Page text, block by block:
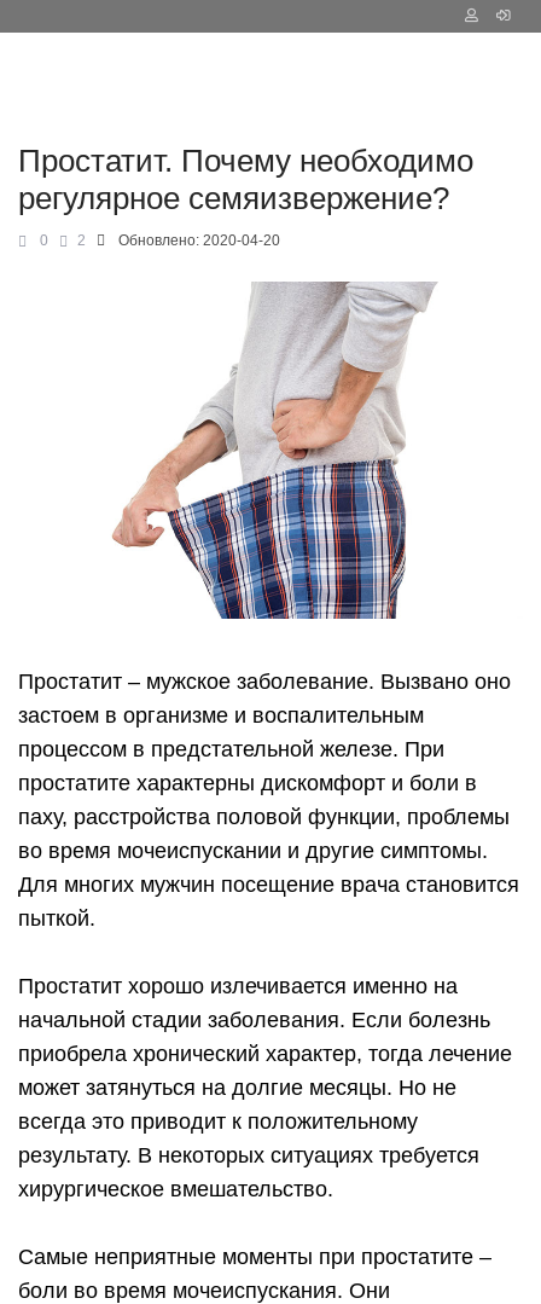
Простатит. Почему необходимо
регулярное семяизвержение?
0 2 Обновлено: 2020-04-20
Простатит – мужское заболевание. Вызвано оно
застоем в организме и воспалительным
процессом в предстательной железе. При
простатите характерны дискомфорт и боли в
паху, расстройства половой функции, проблемы
во время мочеиспускании и другие симптомы.
Для многих мужчин посещение врача становится
пыткой.
Простатит хорошо излечивается именно на
начальной стадии заболевания. Если болезнь
приобрела хронический характер, тогда лечение
может затянуться на долгие месяцы. Но не
всегда это приводит к положительному
результату. В некоторых ситуациях требуется
хирургическое вмешательство.
Самые неприятные моменты при простатите –
боли во время мочеиспускания. Они